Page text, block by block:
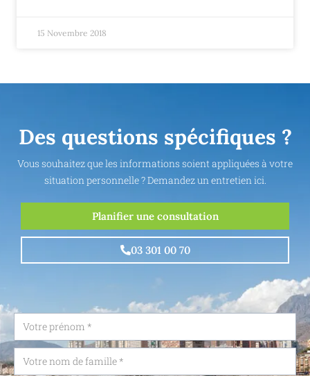
15 Novembre 2018
Des questions spécifiques ?
Vous souhaitez que les informations soient appliquées à votre
situation personnelle ? Demandez un entretien ici.
Planifier une consultation
03 301 00 70